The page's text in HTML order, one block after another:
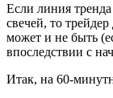
Если линия
свечей, то
может и не быть
впоследствии с
Итак, на 60-